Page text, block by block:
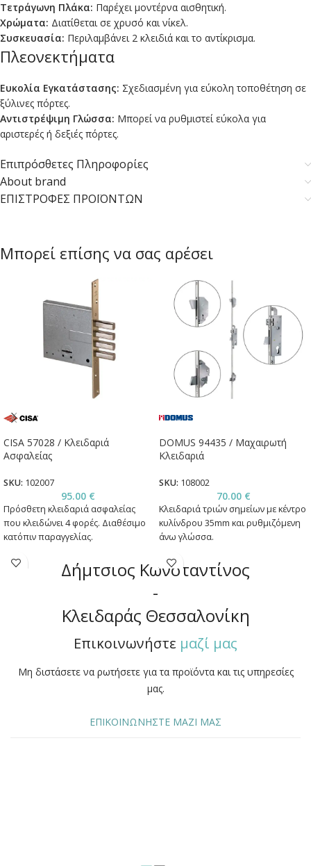
Τετράγωνη Πλάκα: Παρέχει μοντέρνα αισθητική.
Χρώματα: Διατίθεται σε χρυσό και νίκελ.
Συσκευασία: Περιλαμβάνει 2 κλειδιά και το αντίκρισμα.
Πλεονεκτήματα
Ευκολία Εγκατάστασης: Σχεδιασμένη για εύκολη τοποθέτηση σε
ξύλινες πόρτες.
Αντιστρέψιμη Γλώσσα: Μπορεί να ρυθμιστεί εύκολα για
αριστερές ή δεξιές πόρτες.
Επιπρόσθετες Πληροφορίες
About brand
ΕΠΙΣΤΡΟΦΕΣ ΠΡΟΪΟΝΤΩΝ
Μπορεί επίσης να σας αρέσει
CISA 57028 / Κλειδαριά
Ασφαλείας
SKU: 102007
95.00 €
Πρόσθετη κλειδαριά ασφαλείας
που κλειδώνει 4 φορές. Διαθέσιμο
κατόπιν παραγγελίας.
DOMUS 94435 / Μαχαιρωτή
Κλειδαριά
SKU: 108002
70.00 €
Κλειδαριά τριών σημείων με κέντρο
κυλίνδρου 35mm και ρυθμιζόμενη
άνω γλώσσα.
Δήμτσιος Κωνσταντίνος
-
Κλειδαράς Θεσσαλονίκη
Επικοινωνήστε μαζί μας
Μη διστάσετε να ρωτήσετε για τα προϊόντα και τις υπηρεσίες
μας.
ΕΠΙΚΟΙΝΩΝΗΣΤΕ ΜΑΖΙ ΜΑΣ